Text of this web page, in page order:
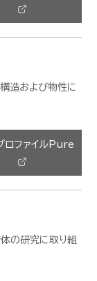
造および物性に
ロファイルPure
の研究に取り組